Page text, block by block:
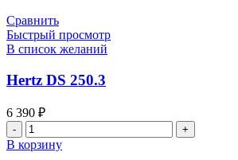
Сравнить
Быстрый просмотр
В список желаний
Hertz DS 250.3
6 390 ₽
Количество
товара
Hertz
В корзину